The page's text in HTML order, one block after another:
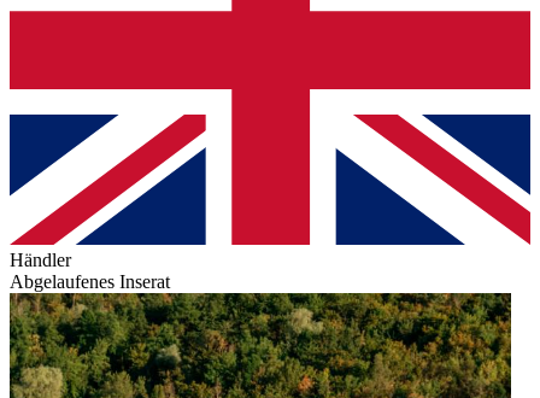
Händler
Abgelaufenes Inserat